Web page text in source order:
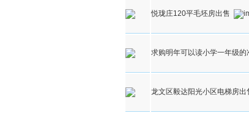
悦珑庄120平毛坯房出售
求购明年可以读小学一年级的
龙文区毅达阳光小区电梯房出